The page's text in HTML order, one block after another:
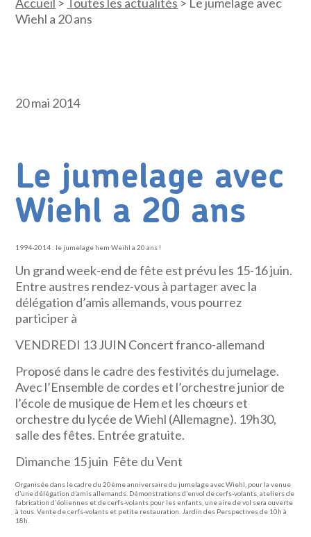
Wiehl a 20 ans
20 mai 2014
Le jumelage avec
Wiehl a 20 ans
1994-2014 : le jumelage hem Weihl a 20 ans !
Un grand week-end de fête est prévu les 15-16 juin.
Entre austres rendez-vous à partager avec la
délégation d’amis allemands, vous pourrez
participer à
VENDREDI 13 JUIN Concert franco-allemand
Proposé dans le cadre des festivités du jumelage.
Avec l’Ensemble de cordes et l’orchestre junior de
l’école de musique de Hem et les chœurs et
orchestre du lycée de Wiehl (Allemagne). 19h30,
salle des fêtes. Entrée gratuite.
Dimanche 15 juin Fête du Vent
Organisée dans le cadre du 20ème anniversaire du jumelage avec Wiehl, pour la venue
d’une délégation d’amis allemands. Démonstrations d’envol de cerfs-volants, ateliers de
fabrication d’éoliennes et de cerfs-volants pour les enfants, une aire de vol sera ouverte
à tous. Vente de cerfs-volants et petite restauration. Jardin des Perspectives de 10h à
18h.